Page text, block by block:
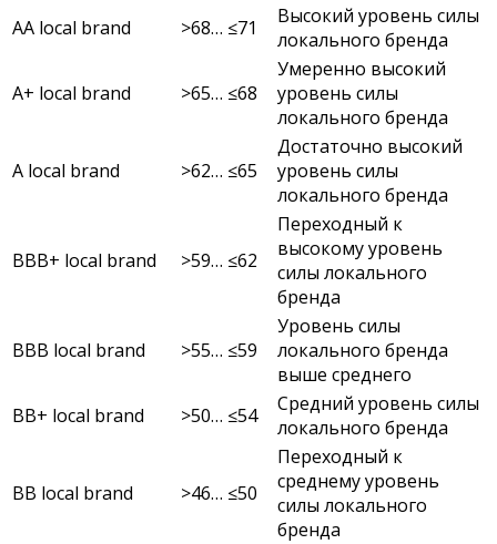
AA local brand
>68… ≤71
Высокий уровень силы
локального бренда
A+ local brand >65… ≤68
Умеренно высокий
уровень силы
локального бренда
A local brand >62… ≤65
Достаточно высокий
уровень силы
локального бренда
BBB+ local brand >59… ≤62
Переходный к
высокому уровень
силы локального
бренда
BBB local brand >55… ≤59
Уровень силы
локального бренда
выше среднего
BB+ local brand
>50… ≤54
Средний уровень силы
локального бренда
BB local brand >46… ≤50
Переходный к
среднему уровень
силы локального
бренда